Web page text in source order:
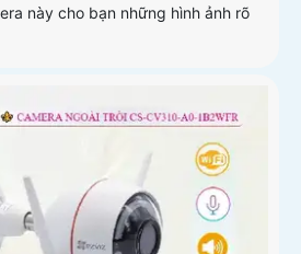
này cho bạn những hình ảnh rõ